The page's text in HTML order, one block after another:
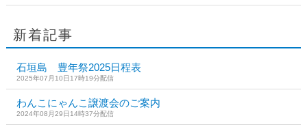
新着記事
石垣島 豊年祭2025日程表
2025年07月10日17時19分配信
わんこにゃんこ譲渡会のご案内
2024年08月29日14時37分配信